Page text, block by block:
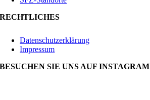
RECHTLICHES
Datenschutzerklärung
Impressum
BESUCHEN SIE UNS AUF INSTAGRAM